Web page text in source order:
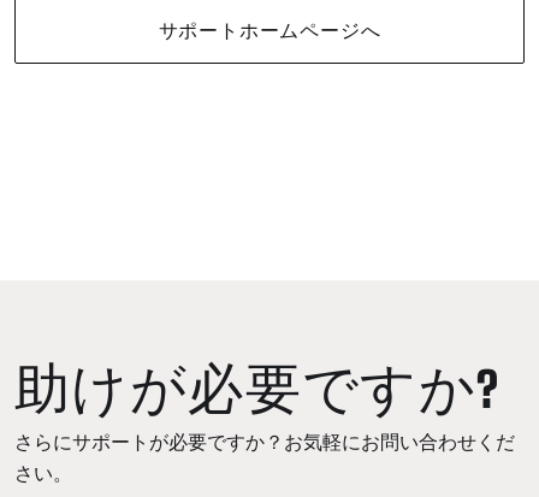
サポートホームページへ
助けが必要ですか?
さらにサポートが必要ですか？お気軽にお問い合わせくだ
さい。